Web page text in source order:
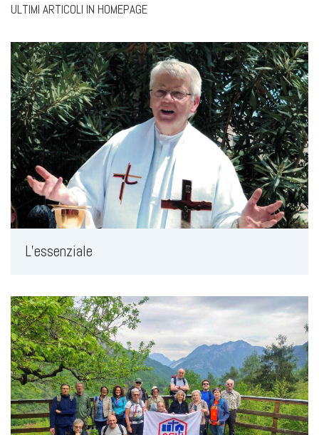
ULTIMI ARTICOLI IN HOMEPAGE
L’essenziale